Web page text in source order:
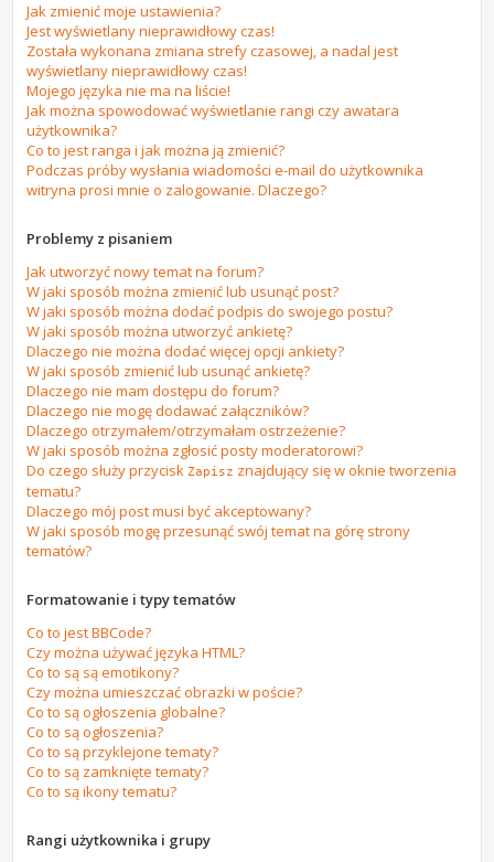
Jak zmienić moje ustawienia?
Jest wyświetlany nieprawidłowy czas!
Została wykonana zmiana strefy czasowej, a nadal jest
wyświetlany nieprawidłowy czas!
Mojego języka nie ma na liście!
Jak można spowodować wyświetlanie rangi czy awatara
użytkownika?
Co to jest ranga i jak można ją zmienić?
Podczas próby wysłania wiadomości e-mail do użytkownika
witryna prosi mnie o zalogowanie. Dlaczego?
Problemy z pisaniem
Jak utworzyć nowy temat na forum?
W jaki sposób można zmienić lub usunąć post?
W jaki sposób można dodać podpis do swojego postu?
W jaki sposób można utworzyć ankietę?
Dlaczego nie można dodać więcej opcji ankiety?
W jaki sposób zmienić lub usunąć ankietę?
Dlaczego nie mam dostępu do forum?
Dlaczego nie mogę dodawać załączników?
Dlaczego otrzymałem/otrzymałam ostrzeżenie?
W jaki sposób można zgłosić posty moderatorowi?
Do czego służy przyciskZapisz znajdujący się w oknie tworzenia
tematu?
Dlaczego mój post musi być akceptowany?
W jaki sposób mogę przesunąć swój temat na górę strony
tematów?
Formatowanie i typy tematów
Co to jest BBCode?
Czy można używać języka HTML?
Co to są są emotikony?
Czy można umieszczać obrazki w poście?
Co to są ogłoszenia globalne?
Co to są ogłoszenia?
Co to są przyklejone tematy?
Co to są zamknięte tematy?
Co to są ikony tematu?
Rangi użytkownika i grupy